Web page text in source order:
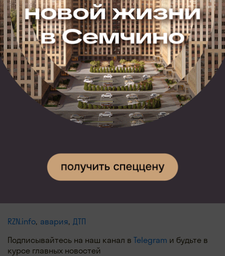
За рулем «Тойоты Камри» находился сын директора
предприятия Пронские районные
распределительные электрические сети Евгений
Ермаков. По информации источников RZN.info, после
ДТП он был освидетельствован в Кораблинской ЦРБ,
в его крови зафиксировано 0,42 промилле алкоголя.
Как рассказывают те, кто оказался на месте ДТП
вскоре после аварии, «Тойоту», которая двигалась
на большой скорости, занесло, и машина боком
врезалась в «Рено». Авария произошла в субботу,
30 марта, около 13 часов на «слепом» повороте
на участке дороги между Пронском и поворотом
Ссылки по теме:
Три человека погибли в результате столкновения
RZN.info авария ДТП
Подписывайтесь на наш канал в Telegram и будьте в
курсе главных новостей